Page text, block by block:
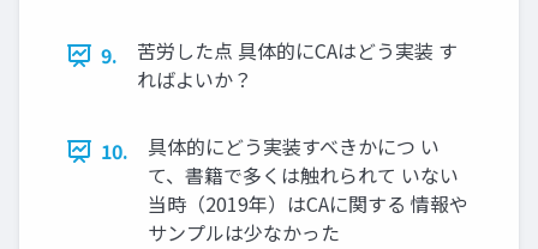
9.
苦労した点 具体的にCAはどう実装 す
ればよいか？
10.
具体的にどう実装すべきかにつ い
て、書籍で多くは触れられて いない
当時（2019年）はCAに関する 情報や
サンプルは少なかった